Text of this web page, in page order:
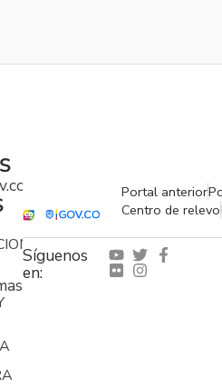
Portal anterior
Centro de relevo
Síguenos
en: